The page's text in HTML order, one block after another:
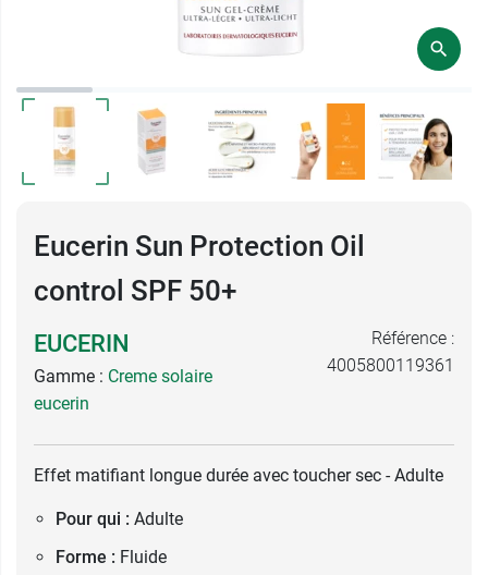
Eucerin Sun Protection Oil
control SPF 50+
EUCERIN
Gamme : Creme solaire
eucerin
Référence :
4005800119361
Effet matifiant longue durée avec toucher sec - Adulte
Pour qui : Adulte
Forme : Fluide